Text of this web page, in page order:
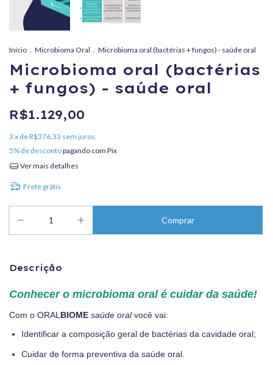
Início . Microbioma Oral . Microbioma oral (bactérias + fungos) - saúde oral
Microbioma oral (bactérias
+ fungos) - saúde oral
R$1.129,00
3 x deR$376,33 sem juros
5% de descontopagando com Pix
Ver mais detalhes
Frete grátis
Descrição
Conhecer o microbioma oral é cuidar da saúde!
Com o ORAL BIOME saúde oralvocê vai:
Identificar a composição geral de bactérias da cavidade oral;
Cuidar de forma preventiva da saúde oral.